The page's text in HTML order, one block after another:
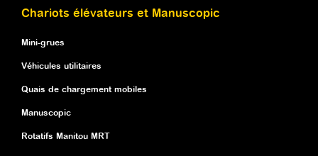
Chariots élévateurs et Manuscopic
Mini-grues
Véhicules utilitaires
Quais de chargement mobiles
Manuscopic
Rotatifs Manitou MRT